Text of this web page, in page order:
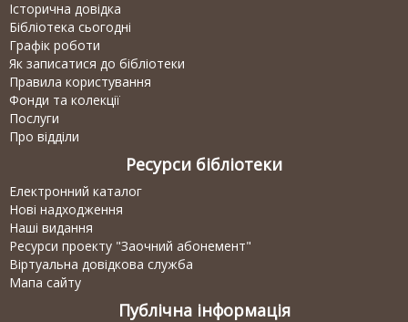
Історична довідка
Бібліотека сьогодні
Графік роботи
Як записатися до бібліотеки
Правила користування
Фонди та колекції
Послуги
Про відділи
Ресурси бібліотеки
Електронний каталог
Нові надходження
Наші видання
Ресурси проекту "Заочний абонемент"
Віртуальна довідкова служба
Мапа сайту
Публічна інформація